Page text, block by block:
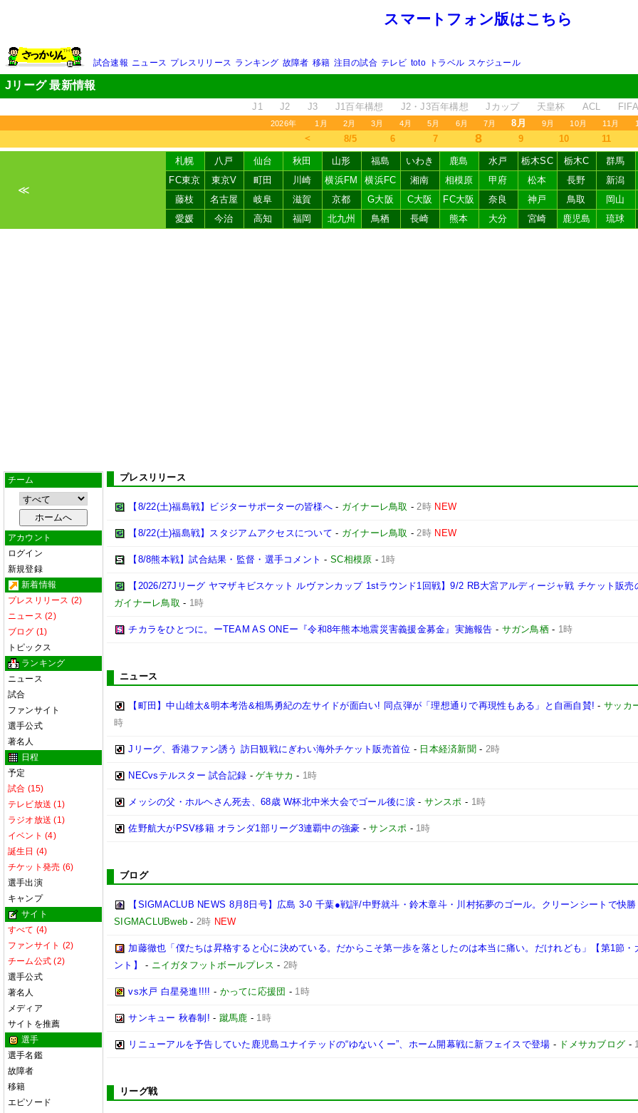
スマートフォン版はこちら
試合速報 ニュース プレスリリース ランキング 故障者 移籍 注目の試合 テレビ toto トラベル スケジュール
Jリーグ 最新情報
J1 J2 J3 J1百年構想 J2・J3百年構想 Jカップ 天皇杯 ACL
2026年 1月 2月 3月 4月 5月 6月 7月 8月 9月 10月 11月
＜ 8/5 6 7 8 9 10 11
≪
札幌 八戸 仙台 秋田 山形 福島 いわき 鹿島 水戸 栃木SC 栃木C 群馬
FC東京
東京V 町田 川崎 横浜FM 横浜FC 湘南 相模原 甲府 松本 長野 新潟
藤枝
名古屋 岐阜 滋賀 京都 G大阪 C大阪 FC大阪 奈良 神戸 鳥取 岡山
愛媛
今治 高知 福岡 北九州 鳥栖 長崎 熊本 大分 宮崎 鹿児島 琉球
チーム
アカウント
ログイン
新規登録
新着情報
プレスリリース (2)
ニュース (2)
ブログ (1)
トピックス
ランキング
ニュース
試合
ファンサイト
選手公式
著名人
日程
予定
試合 (15)
テレビ放送 (1)
ラジオ放送 (1)
イベント (4)
誕生日 (4)
チケット発売 (6)
選手出演
キャンプ
サイト
すべて (4)
ファンサイト (2)
チーム公式 (2)
選手公式
著名人
メディア
サイトを推薦
選手
選手名鑑
故障者
移籍
エピソード
プレスリリース
【8/22(土)福島戦】ビジターサポーターの皆様へ- ガイナーレ鳥取 -2時 NEW
【8/22(土)福島戦】スタジアムアクセスについて - ガイナーレ鳥取 -2時 NEW
【8/8熊本戦】試合結果・監督・選手コメント - SC相模原 - 1時
【2026/27Jリーグ ヤマザキビスケット ルヴァンカップ 1stラウンド1回戦】9/2 RB大宮アルディージャ戦 チケット販売
ガイナーレ鳥取 - 1時
チカラをひとつに。ーTEAM AS ONEー『令和8年熊本地震災害義援金募金』実施報告 - サガン鳥栖- 1時
ニュース
【町田】中山雄太&明本考浩&相馬勇紀の左サイドが面白い! 同点弾が「理想通りで再現性もある」と自画自賛! - サッカ
時
Jリーグ、香港ファン誘う 訪日観戦にぎわい海外チケット販売首位 - 日本経済新聞 - 2時
NECvsテルスター 試合記録 -ゲキサカ - 1時
メッシの父・ホルヘさん死去、68歳 W杯北中米大会でゴール後に涙 - サンスポ - 1時
佐野航大がPSV移籍 オランダ1部リーグ3連覇中の強豪 -サンスポ - 1時
ブログ
【SIGMACLUB NEWS 8月8日号】広島 3-0 千葉●戦評/中野就斗・鈴木章斗・川村拓夢のゴール。クリーンシートで快勝
SIGMACLUBweb -2時 NEW
加藤徹也「僕たちは昇格すると心に決めている。だからこそ第一歩を落としたのは本当に痛い。だけれども」【第1節・
ント】
- ニイガタフットボールプレス - 2時
vs水戸 白星発進!!!! - かってに応援団 - 1時
サンキュー 秋春制! - 蹴馬鹿 - 1時
リニューアルを予告していた鹿児島ユナイテッドの“ゆないくー”、ホーム開幕戦に新フェイスで登場 - ドメサカブログ -
リーグ戦